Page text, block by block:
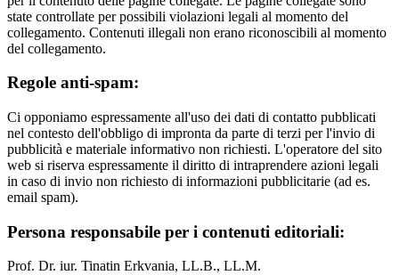
state controllate per possibili violazioni legali al momento del
collegamento. Contenuti illegali non erano riconoscibili al momento
del collegamento.
Regole anti-spam:
Ci opponiamo espressamente all'uso dei dati di contatto pubblicati
nel contesto dell'obbligo di impronta da parte di terzi per l'invio di
pubblicità e materiale informativo non richiesti. L'operatore del sito
web si riserva espressamente il diritto di intraprendere azioni legali
in caso di invio non richiesto di informazioni pubblicitarie (ad es.
email spam).
Persona responsabile per i contenuti editoriali:
Prof. Dr. iur. Tinatin Erkvania, LL.B., LL.M.